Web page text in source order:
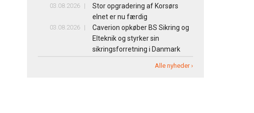
03.08.2026
Stor opgradering af Korsørs
elnet er nu færdig
03.08.2026
Caverion opkøber BS Sikring og
Elteknik og styrker sin
sikringsforretning i Danmark
Alle nyheder ›